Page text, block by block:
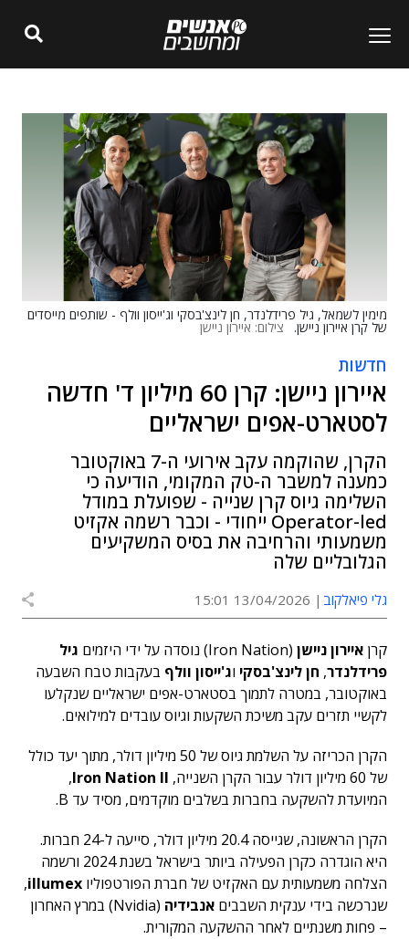
מימין לשמאל, גיל פרידלנדר, חן לינצ'בסקי וג'ייסון וולף - שותפים מייסדים
של קרן איירון ניישן. צילום: איירון ניישן
חדשות
איירון ניישן: קרן 60 מיליון ד' חדשה
לסטארט-אפים ישראליים
הקרן, שהוקמה עקב אירועי ה-7 באוקטובר
כמענה למשבר ה-טק המקומי, הודיעה כי
השלימה גיוס קרן שנייה - שפועלת במודל
Operator-led ייחודי - וכבר רשמה אקזיט
משמעותי והרחיבה את בסיס המשקיעים
הגלובליים שלה
גלי פיאלקוב 13/04/2026 15:01
קרן איירון ניישן (Iron Nation) נוסדה על ידי היזמים
גיל
פרידלנדר, חן לינצ'בסקי וג'ייסון וולף בעקבות טבח השבעה
באוקטובר, במטרה לתמוך בסטארט-אפים ישראליים שנקלעו
לקשיי תזרים עקב משיכת השקעות וגיוס עובדים למילואים.
הקרן הכריזה על השלמת גיוס של 50 מיליון דולר, מתוך יעד כולל
של 60 מיליון דולר עבור הקרן השנייה,
Iron Nation II
,
המיועדת להשקעה בחברות בשלבים מוקדמים, מסיד עד B.
הקרן הראשונה, שגייסה 20.4 מיליון דולר, סייעה ל-24 חברות.
היא הוגדרה כקרן הפעילה ביותר בישראל בשנת 2024 ורשמה
הצלחה משמעותית עם האקזיט של חברת הפורטפוליו illumex
,
שנרכשה בידי ענקית השבבים אנבידיה
(Nvidia) במרץ האחרון
– פחות משנתיים לאחר ההשקעה המקורית.